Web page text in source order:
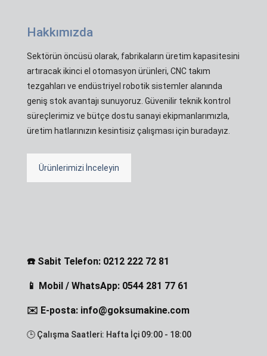
Hakkımızda
Sektörün öncüsü olarak, fabrikaların üretim kapasitesini
artıracak ikinci el otomasyon ürünleri, CNC takım
tezgahları ve endüstriyel robotik sistemler alanında
geniş stok avantajı sunuyoruz. Güvenilir teknik kontrol
süreçlerimiz ve bütçe dostu sanayi ekipmanlarımızla,
üretim hatlarınızın kesintisiz çalışması için buradayız.
Ürünlerimizi İnceleyin
☎️ Sabit Telefon: 0212 222 72 81
📱 Mobil / WhatsApp: 0544 281 77 61
✉️ E-posta: info@goksumakine.com
🕒 Çalışma Saatleri: Hafta İçi 09:00 - 18:00